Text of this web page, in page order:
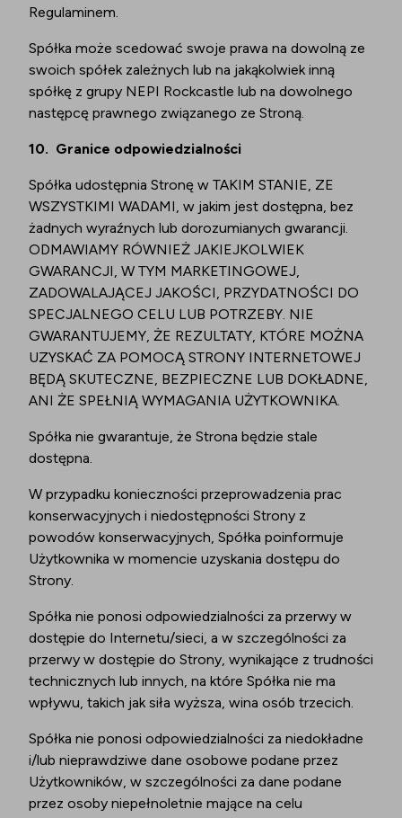
Regulaminem.
Spółka może scedować swoje prawa na dowolną ze
swoich spółek zależnych lub na jakąkolwiek inną
spółkę z grupy NEPI Rockcastle lub na dowolnego
następcę prawnego związanego ze Stroną.
10. Granice odpowiedzialności
Spółka udostępnia Stronę w TAKIM STANIE, ZE
WSZYSTKIMI WADAMI, w jakim jest dostępna, bez
żadnych wyraźnych lub dorozumianych gwarancji.
ODMAWIAMY RÓWNIEŻ JAKIEJKOLWIEK
GWARANCJI, W TYM MARKETINGOWEJ,
ZADOWALAJĄCEJ JAKOŚCI, PRZYDATNOŚCI DO
SPECJALNEGO CELU LUB POTRZEBY. NIE
GWARANTUJEMY, ŻE REZULTATY, KTÓRE MOŻNA
UZYSKAĆ ZA POMOCĄ STRONY INTERNETOWEJ
BĘDĄ SKUTECZNE, BEZPIECZNE LUB DOKŁADNE,
ANI ŻE SPEŁNIĄ WYMAGANIA UŻYTKOWNIKA.
Spółka nie gwarantuje, że Strona będzie stale
dostępna.
W przypadku konieczności przeprowadzenia prac
konserwacyjnych i niedostępności Strony z
powodów konserwacyjnych, Spółka poinformuje
Użytkownika w momencie uzyskania dostępu do
Strony.
Spółka nie ponosi odpowiedzialności za przerwy w
dostępie do Internetu/sieci, a w szczególności za
przerwy w dostępie do Strony, wynikające z trudności
technicznych lub innych, na które Spółka nie ma
wpływu, takich jak siła wyższa, wina osób trzecich.
Spółka nie ponosi odpowiedzialności za niedokładne
i/lub nieprawdziwe dane osobowe podane przez
Użytkowników, w szczególności za dane podane
przez osoby niepełnoletnie mające na celu